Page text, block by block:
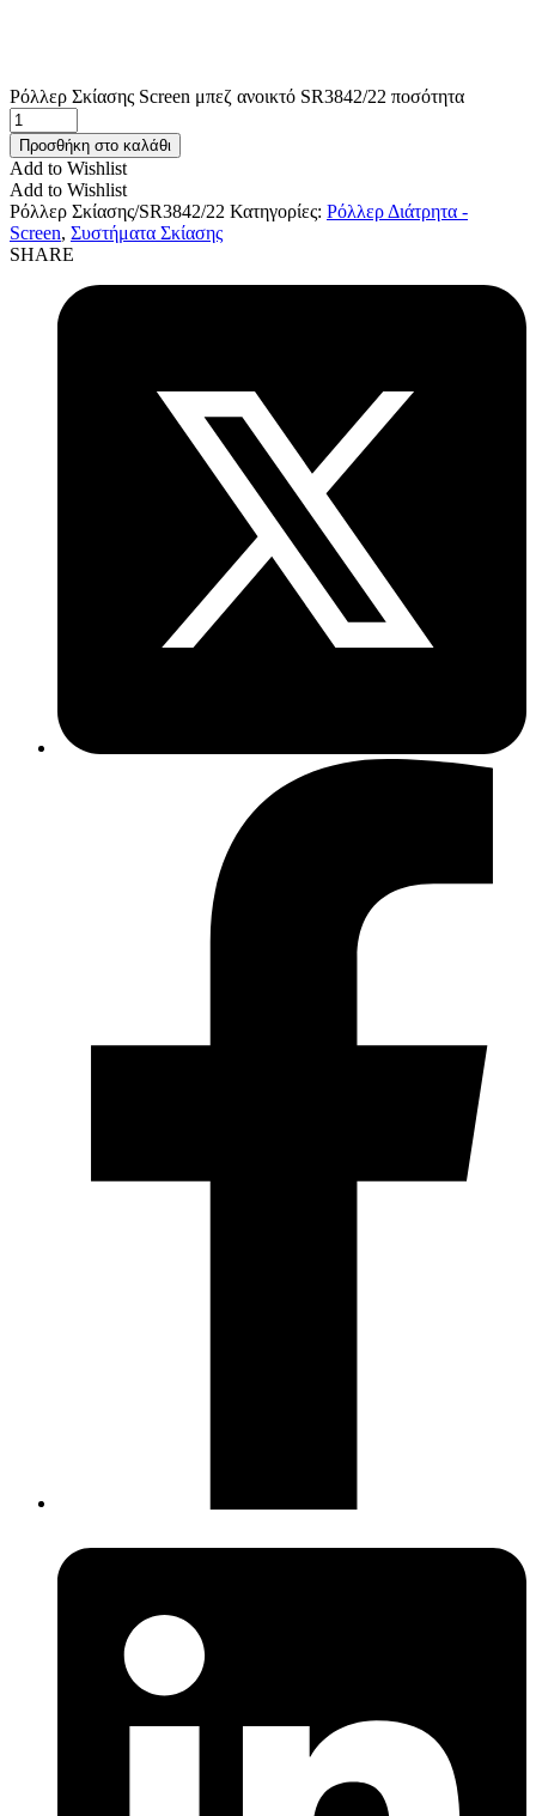
Ρόλλερ Σκίασης Screen μπεζ ανοικτό SR3842/22 ποσότητα
Προσθήκη στο καλάθι
Add to Wishlist
Add to Wishlist
Ρόλλερ Σκίασης/SR3842/22 Κατηγορίες: Ρόλλερ Διάτρητα -
Screen, Συστήματα Σκίασης
SHARE